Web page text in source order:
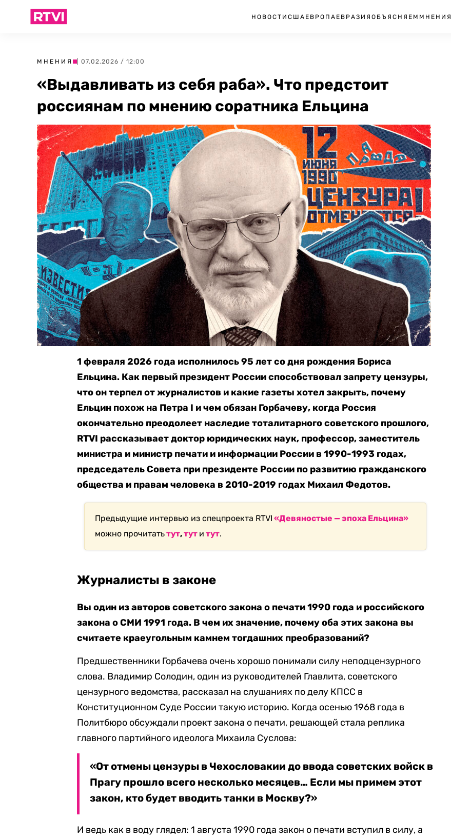
НОВОСТИ США ЕВРОПА ЕВРАЗИЯ ОБЪЯСНЯЕМ МНЕНИЯ
МНЕНИЯ | 07.02.2026 / 12:00
«Выдавливать из себя раба». Что предстоит
россиянам по мнению соратника Ельцина
1 февраля 2026 года исполнилось 95 лет со дня рождения Бориса
Ельцина. Как первый президент России способствовал запрету цензуры,
что он терпел от журналистов и какие газеты хотел закрыть, почему
Ельцин похож на Петра I и чем обязан Горбачеву, когда Россия
окончательно преодолеет наследие тоталитарного советского прошлого,
RTVI рассказывает доктор юридических наук, профессор, заместитель
министра и министр печати и информации России в 1990-1993 годах,
председательСовета при президенте России по развитию гражданского
общества и правам человека в 2010-2019 годах Михаил Федотов.
Предыдущие интервью из спецпроекта RTVI «Девяностые — эпоха Ельцина»
можно прочитатьтут,тут и тут.
Журналисты в законе
Вы один из авторов советского закона о печати 1990 года и российского
закона о СМИ 1991 года. В чем их значение, почему оба этих закона вы
считаете краеугольным камнем тогдашних преобразований?
Предшественники Горбачева очень хорошо понимали силу неподцензурного
слова. Владимир Солодин, один из руководителей Главлита, советского
цензурного ведомства, рассказал на слушаниях по делу КПСС в
Конституционном Суде России такую историю. Когда осенью 1968 года в
Политбюро обсуждали проект закона о печати, решающей стала реплика
главного партийного идеолога Михаила Суслова:
«От отмены цензуры в Чехословакии до ввода советских войск в
Прагу прошло всего несколько месяцев… Если мы примем этот
закон, кто будет вводить танки в Москву?»
И ведь как в воду глядел: 1 августа 1990 года закон о печати вступил в силу, а